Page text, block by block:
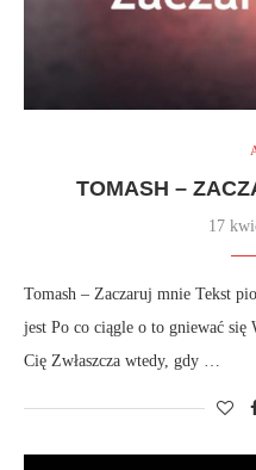
TOMASH –
17
Tomash – Zaczaruj mnie Tekst
jest Po co ciągle o to gniewać się
Cię Zwłaszcza wtedy, gdy …